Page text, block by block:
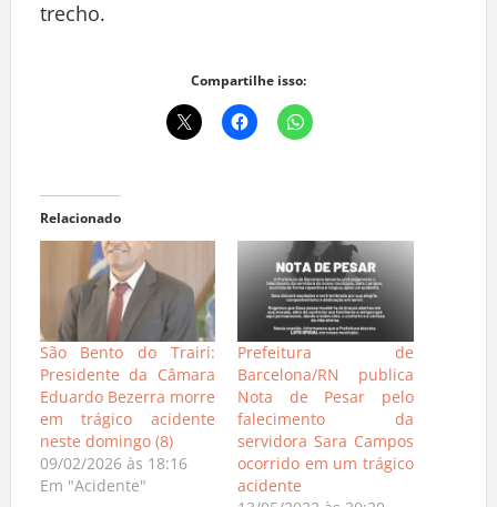
trecho.
Compartilhe isso:
Relacionado
São Bento do Trairi:
Presidente da Câmara
Eduardo Bezerra morre
em trágico acidente
neste domingo (8)
09/02/2026 às 18:16
Em "Acidente"
Prefeitura de
Barcelona/RN publica
Nota de Pesar pelo
falecimento da
servidora Sara Campos
ocorrido em um trágico
acidente